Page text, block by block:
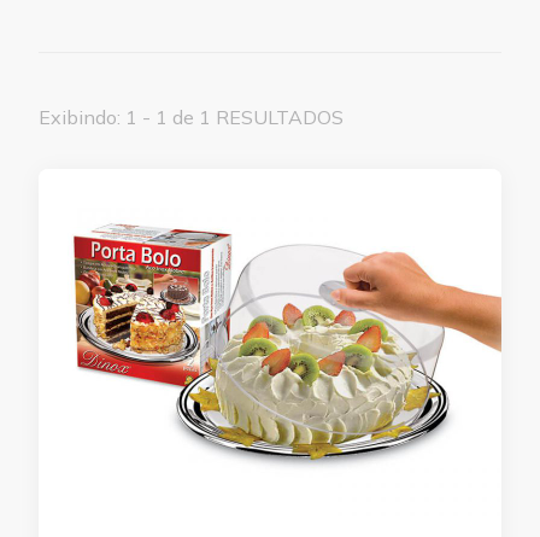
Exibindo: 1 - 1 de 1 RESULTADOS